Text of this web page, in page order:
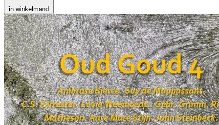
in winkelmand